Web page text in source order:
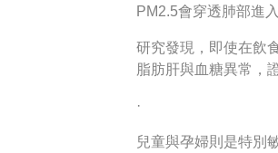
PM2.5會穿透肺部進
研究發現，即使在飲
脂肪肝與血糖異常，
·
兒童與孕婦則是特別